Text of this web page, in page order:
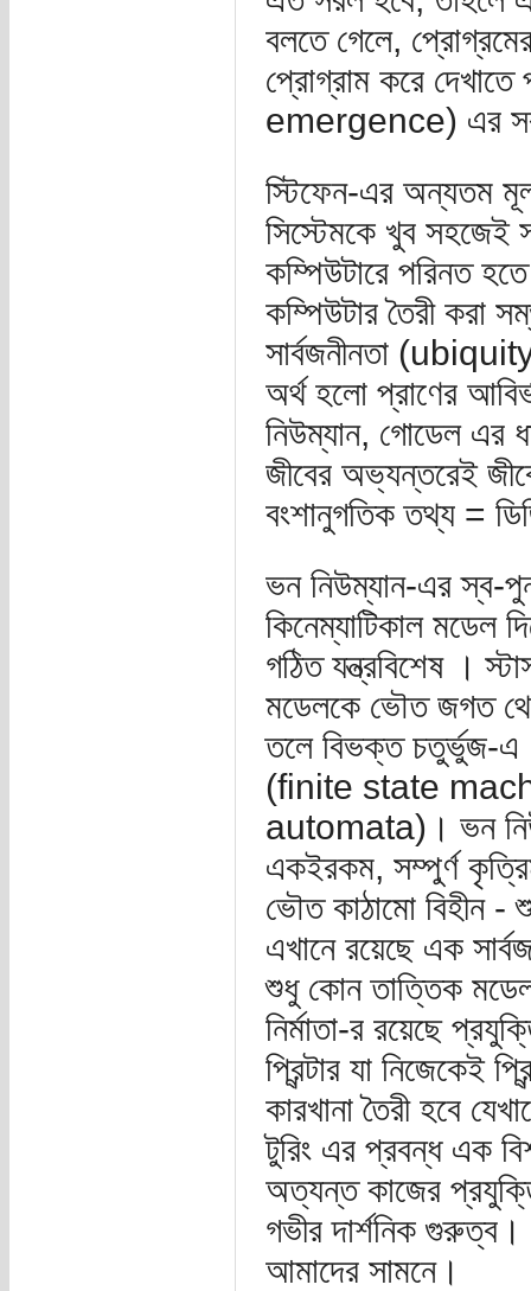
বলতে গেলে,
প্রোগ্রাম করে
emergence) এর
স্টিফেন-এর অন্যতম
সিস্টেমকে খুব সহজেই
কম্পিউটারে পরিনত
কম্পিউটার তৈরী করা
সার্বজনীনতা
অর্থ হলো প্রাণের
নিউম্যান, গোডেল এর
জীবের অভ্যন্তরেই
বংশানুগতিক তথ্য =
ভন নিউম্যান-এর স্ব-
কিনেম্যাটিকাল মডেল
গঠিত যন্ত্রবিশেষ ।
মডেলকে ভৌত জগত
তলে বিভক্ত চতুর্ভুজ-
(finite state
automata)। ভন
একইরকম, সম্পুর্ণ
ভৌত কাঠামো বিহীন -
এখানে রয়েছে এক
শুধু কোন তাত্তিক
নির্মাতা-র রয়েছে
প্রিন্টার যা নিজেকেই
কারখানা তৈরী হবে
টুরিং এর প্রবন্ধ এক
অত্যন্ত কাজের
গভীর দার্শনিক
আমাদের সামনে।